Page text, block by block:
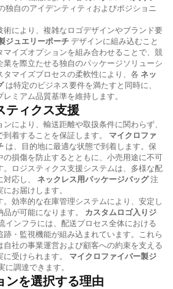
独自のアイデンティティおよびポジショニ
により、複雑なロゴデザインやブランド要
ジュエリーポーチデザインに組み込むこと
マイズオプションを組み合わせることで、競
を際立たせる独自のパッケージソリューシ
タマイズプロセスの柔軟性により、各 ネッ
は特定のビジネス要件を満たすと同時に、
ミアム品質基準を維持します。
ティクス支援
により、輸送距離や取扱条件に関わらず、
着することを保証します。 マイクロファ
は、目的地に最適な状態で到着します。保
損傷を防止するとともに、小売用途に不可
。ロジスティクス支援システムは、多様な配
応し、 ネックレス用パッケージバッグ注
お届けします。
効率的な在庫管理システムにより、安定し
が可能になります。 カスタムロゴ入りジ
インフラには、配送プロセス全体における
・監視機能が組み込まれています。これら
社の事業運営および顧客への約束を支える
受けられます。 マイクロファイバー製ジ
に調達できます。
ンを選択する理由